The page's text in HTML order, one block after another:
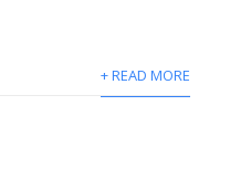
+ READ MORE